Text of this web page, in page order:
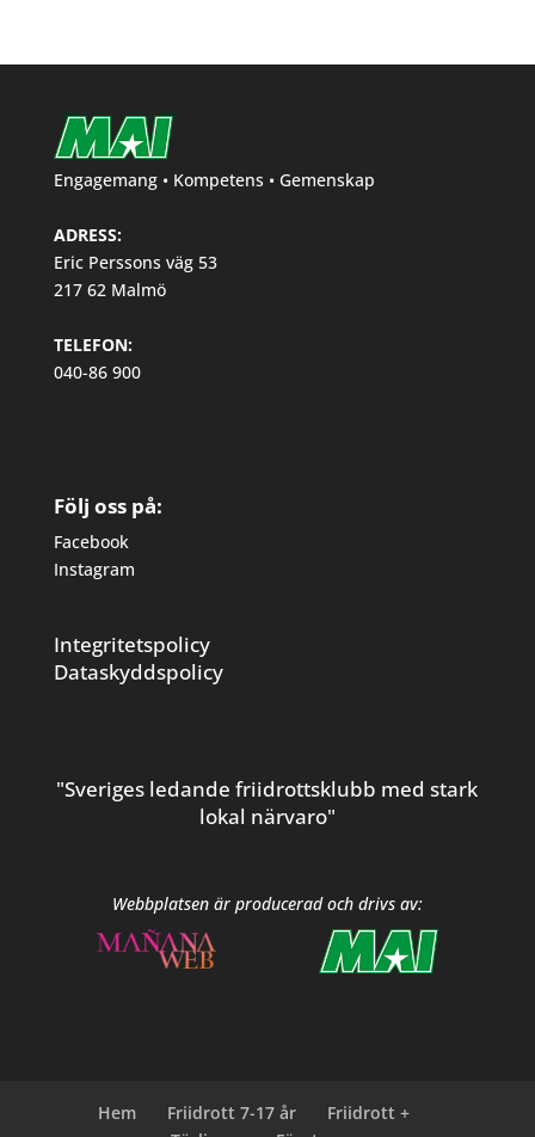
Engagemang • Kompetens • Gemenskap
ADRESS:
Eric Perssons väg 53
217 62 Malmö
TELEFON:
040-86 900
Följ oss på:
Facebook
Instagram
Integritetspolicy
Dataskyddspolicy
"Sveriges ledande friidrottsklubb med stark
lokal närvaro"
Webbplatsen är producerad och drivs av:
Hem Friidrott 7-17 år
Friidrott +